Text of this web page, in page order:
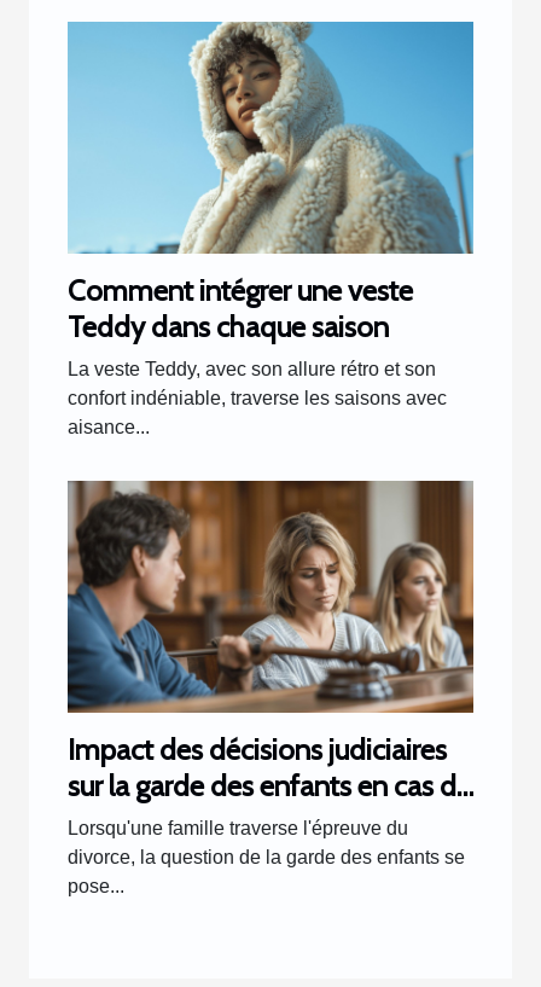
Comment intégrer une veste
Teddy dans chaque saison
La veste Teddy, avec son allure rétro et son
confort indéniable, traverse les saisons avec
aisance...
Impact des décisions judiciaires
sur la garde des enfants en cas de
divorce
Lorsqu'une famille traverse l'épreuve du
divorce, la question de la garde des enfants se
pose...